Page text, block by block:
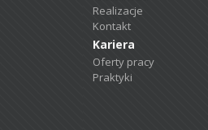
Realizacje
Kontakt
Kariera
Oferty pracy
Praktyki